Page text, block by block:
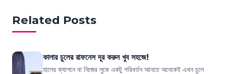
Related Posts
কালার চুলের রাফনেস দূর করুন খুব সহজে!
হালের ফ্যাশনে বা নিজের লুকে একটু পরিবর্তন আনতে অনেকেই এখন চুলে